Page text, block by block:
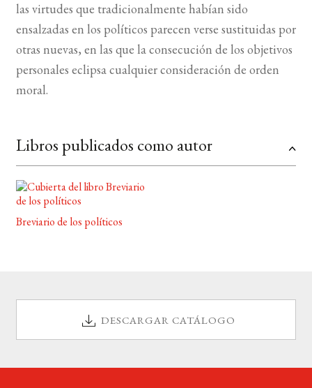
las virtudes que tradicionalmente habían sido
ensalzadas en los políticos parecen verse sustituidas por
otras nuevas, en las que la consecución de los objetivos
personales eclipsa cualquier consideración de orden
moral.
Libros publicados como autor
Breviario de los políticos
DESCARGAR CATÁLOGO